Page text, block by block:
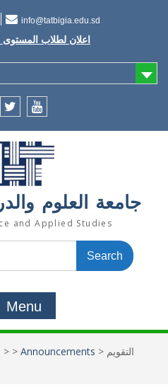
info@tatbigia.edu.sd
اعلان لطلاب المستوى
جامعة العلوم
and Applied Studies
Menu
> > Announcements > التقويم